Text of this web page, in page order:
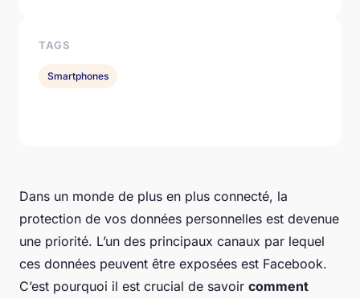
Dans un monde de plus en plus connecté, la
protection de vos données personnelles est devenue
une priorité. L’un des principaux canaux par lequel
ces données peuvent être exposées est Facebook.
C’est pourquoi il est crucial de savoir comment
TAGS
Smartphones